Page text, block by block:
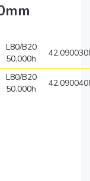
L80/B20
50.000h
L80/B20
50.000h